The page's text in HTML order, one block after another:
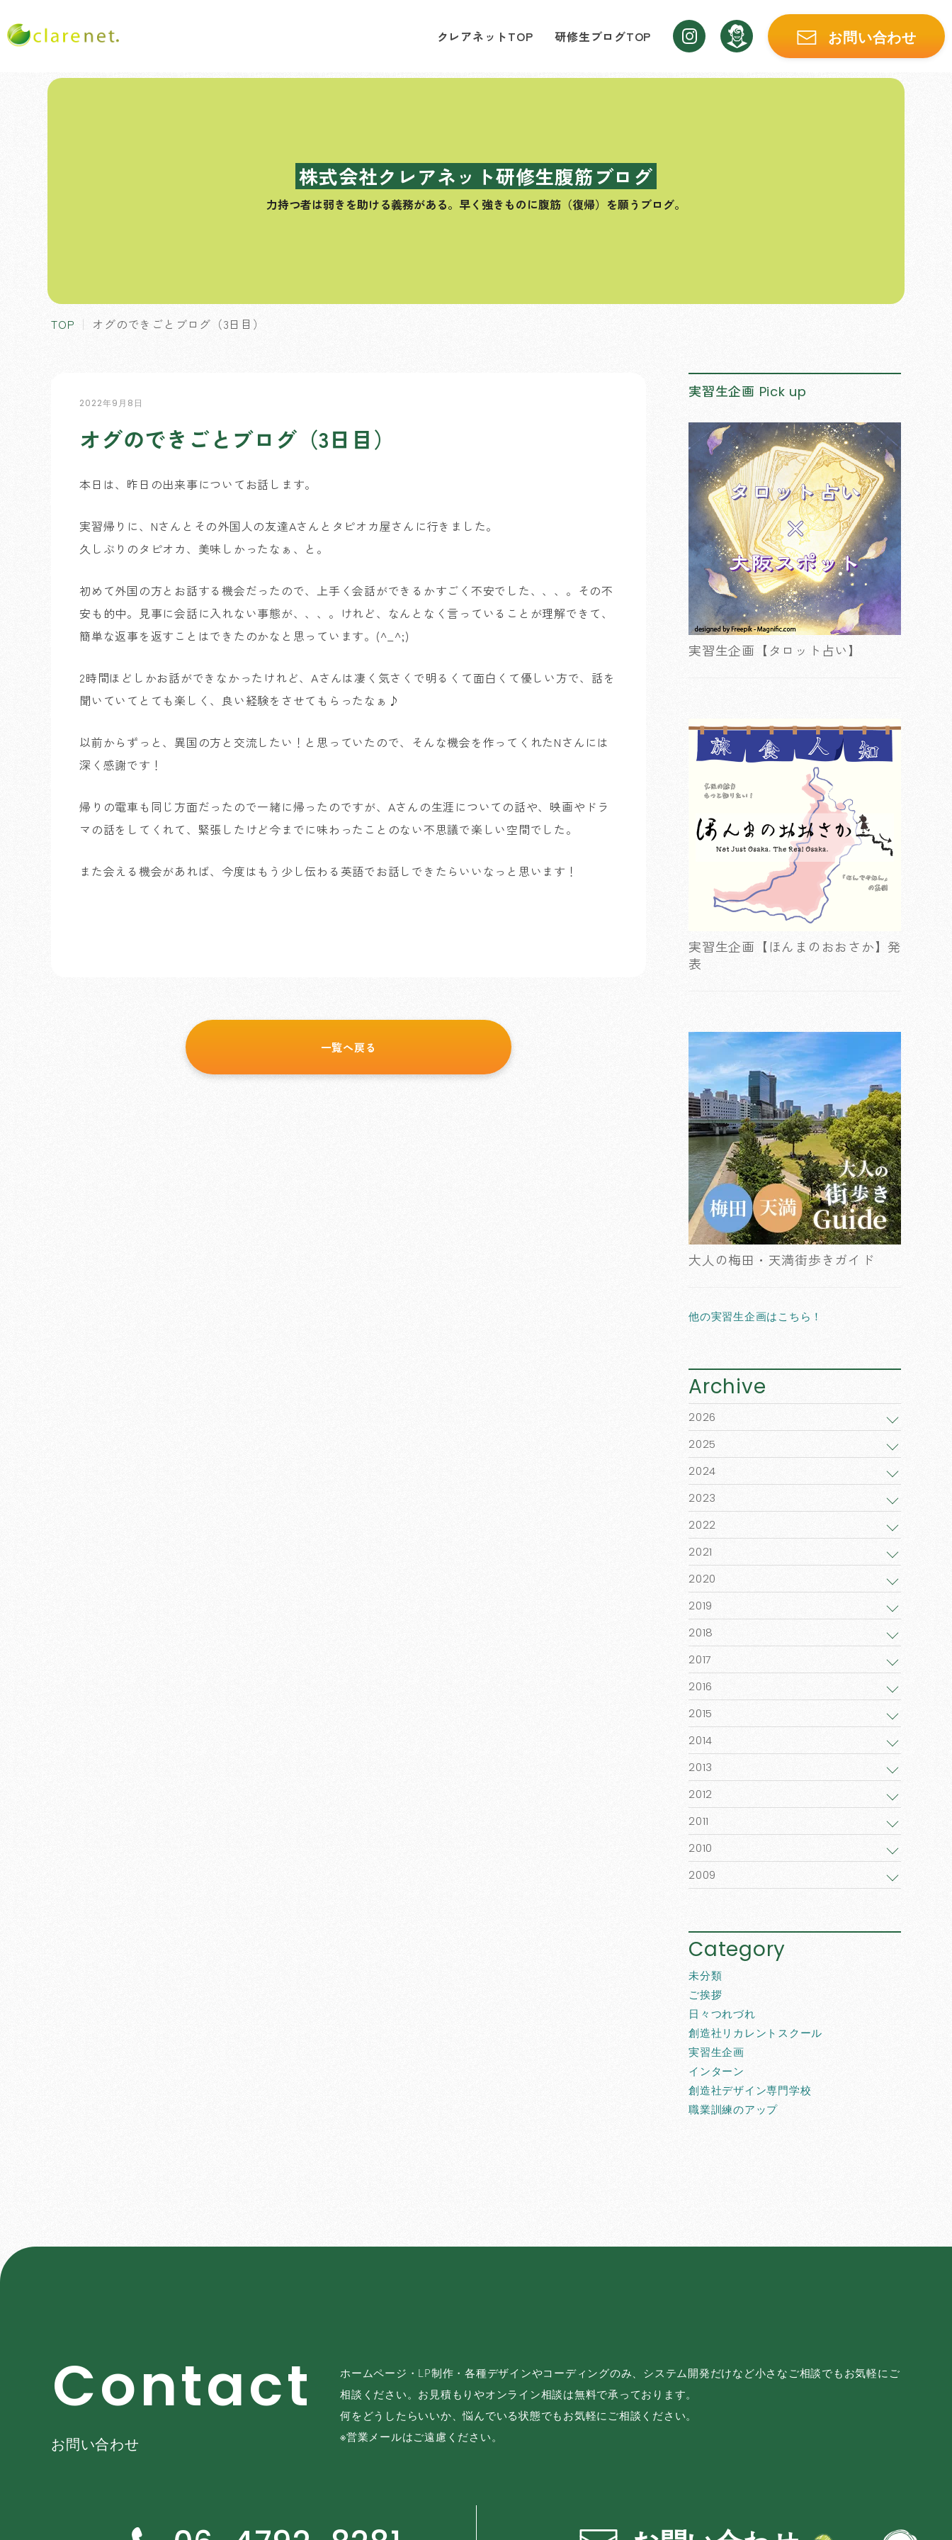
クレアネットTOP 研修生ブログTOP お問い合わせ
株式会社クレアネット研修生腹筋ブログ
力持つ者は弱きを助ける義務がある。 早く強きものに腹筋（復帰）を願うブログ。
TOP オグのできごとブログ（3日目）
2022年9月8日
オグのできごとブログ（3日目）
本日は、昨日の出来事についてお話します。
実習帰りに、Nさんとその外国人の友達Aさんとタピオカ屋さんに行きました。
久しぶりのタピオカ、美味しかったなぁ、と。
初めて外国の方とお話する機会だったので、上手く会話ができるかすごく不安でした、、、。その不
安も的中。見事に会話に入れない事態が、、、。けれど、なんとなく言っていることが理解できて、
簡単な返事を返すことはできたのかなと思っています。(^_^;)
2時間ほどしかお話ができなかったけれど、Aさんは凄く気さくで明るくて面白くて優しい方で、話を
聞いていてとても楽しく、良い経験をさせてもらったなぁ♪
以前からずっと、異国の方と交流したい！と思っていたので、そんな機会を作ってくれたNさんには
深く感謝です！
帰りの電車も同じ方面だったので一緒に帰ったのですが、Aさんの生涯についての話や、映画やドラ
マの話をしてくれて、緊張したけど今までに味わったことのない不思議で楽しい空間でした。
また会える機会があれば、今度はもう少し伝わる英語でお話しできたらいいなっと思います！
一覧へ戻る
実習生企画 Pick up
実習生企画【タロット占い】
実習生企画【ほんまのおおさか】発
表
大人の梅田・天満街歩きガイド
他の実習生企画はこちら！
Archive
2026
2025
2024
2023
2022
2021
2020
2019
2018
2017
2016
2015
2014
2013
2012
2011
2010
2009
Category
未分類
ご挨拶
日々つれづれ
創造社リカレントスクール
実習生企画
インターン
創造社デザイン専門学校
職業訓練のアップ
Contact
お問い合わせ
ホームページ・LP制作・各種デザインやコーディングのみ、システム開発だけなど小さなご相談でもお気軽にご
相談ください。お見積もりやオンライン相談は無料で承っております。
何をどうしたらいいか、悩んでいる状態でもお気軽にご相談ください。
※営業メールはご遠慮ください。